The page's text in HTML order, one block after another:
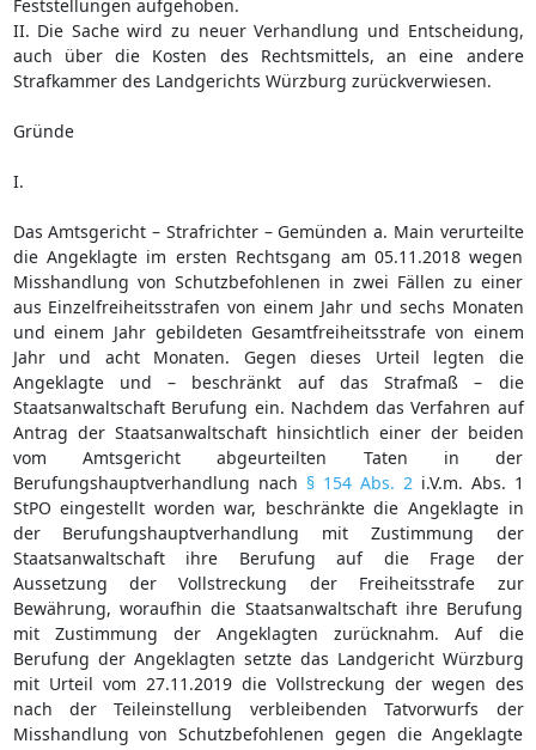
Feststellungen aufgehoben.
II. Die Sache wird zu neuer Verhandlung und Entscheidung,
auch über die Kosten des Rechtsmittels, an eine andere
Strafkammer des Landgerichts Würzburg zurückverwiesen.
Gründe
I.
Das Amtsgericht – Strafrichter – Gemünden a. Main verurteilte
die Angeklagte im ersten Rechtsgang am 05.11.2018 wegen
Misshandlung von Schutzbefohlenen in zwei Fällen zu einer
aus Einzelfreiheitsstrafen von einem Jahr und sechs Monaten
und einem Jahr gebildeten Gesamtfreiheitsstrafe von einem
Jahr und acht Monaten. Gegen dieses Urteil legten die
Angeklagte und – beschränkt auf das Strafmaß – die
Staatsanwaltschaft Berufung ein. Nachdem das Verfahren auf
Antrag der Staatsanwaltschaft hinsichtlich einer der beiden
vom Amtsgericht abgeurteilten Taten in der
Berufungshauptverhandlung nach § 154 Abs. 2 i.V.m. Abs. 1
StPO eingestellt worden war, beschränkte die Angeklagte in
der Berufungshauptverhandlung mit Zustimmung der
Staatsanwaltschaft ihre Berufung auf die Frage der
Aussetzung der Vollstreckung der Freiheitsstrafe zur
Bewährung, woraufhin die Staatsanwaltschaft ihre Berufung
mit Zustimmung der Angeklagten zurücknahm. Auf die
Berufung der Angeklagten setzte das Landgericht Würzburg
mit Urteil vom 27.11.2019 die Vollstreckung der wegen des
nach der Teileinstellung verbleibenden Tatvorwurfs der
Misshandlung von Schutzbefohlenen gegen die Angeklagte